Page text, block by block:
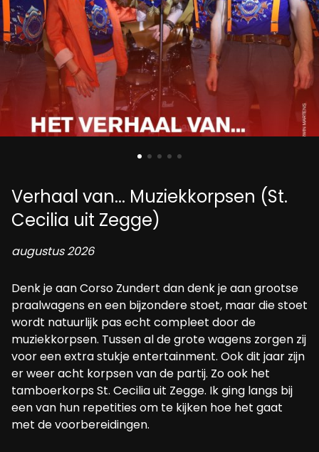
Verhaal van... Muziekkorpsen (St.
Cecilia uit Zegge)
augustus 2026
Denk je aan Corso Zundert dan denk je aan grootse
praalwagens en een bijzondere stoet, maar die stoet
wordt natuurlijk pas echt compleet door de
muziekkorpsen. Tussen al de grote wagens zorgen zij
voor een extra stukje entertainment. Ook dit jaar zijn
er weer acht korpsen van de partij. Zo ook het
tamboerkorps St. Cecilia uit Zegge. Ik ging langs bij
een van hun repetities om te kijken hoe het gaat
met de voorbereidingen.